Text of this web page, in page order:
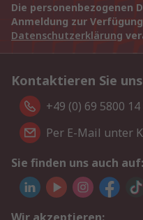
Die personenbezogenen
Anmeldung zur
Datenschutzerklärung
Kontaktieren Sie
+49 (0) 69 5800
Per E-Mail unter
Sie finden uns auch auf: